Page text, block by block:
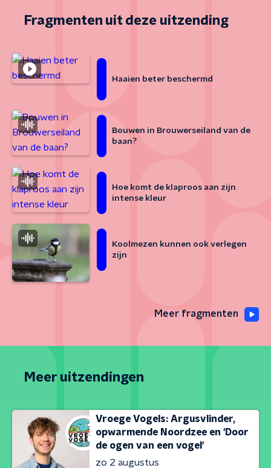
Fragmenten uit deze uitzending
Haaien beter beschermd
Bouwen in Brouwerseiland van de
baan?
Hoe komt de klaproos aan zijn
intense kleur
Koolmezen kunnen ook verlegen
zijn
Meer fragmenten
Meer uitzendingen
Vroege Vogels: Argusvlinder,
opwarmende Noordzee en 'Door
de ogen van een vogel'
zo 2 augustus